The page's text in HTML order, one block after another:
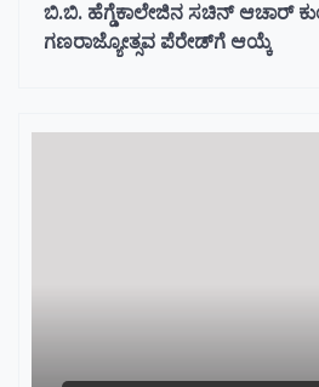
ಬಿ.ಬಿ. ಹೆಗ್ಡೆಕಾಲೇಜಿನ ಸಚಿನ್ ಆಚಾರ್
ಗಣರಾಜ್ಯೋತ್ಸವ ಪೆರೇಡ್‌ಗೆ ಆಯ್ಕೆ